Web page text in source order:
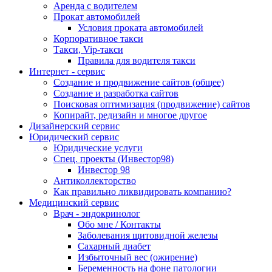
Аренда с водителем
Прокат автомобилей
Условия проката автомобилей
Корпоративное такси
Такси, Vip-такси
Правила для водителя такси
Интернет - сервис
Создание и продвижение сайтов (общее)
Создание и разработка сайтов
Поисковая оптимизация (продвижение) сайтов
Копирайт, редизайн и многое другое
Дизайнерский сервис
Юридический сервис
Юридические услуги
Спец. проекты (Инвестор98)
Инвестор 98
Антиколлекторство
Как правильно ликвидировать компанию?
Медицинский сервис
Врач - эндокринолог
Обо мне / Контакты
Заболевания щитовидной железы
Сахарный диабет
Избыточный вес (ожирение)
Беременность на фоне патологии